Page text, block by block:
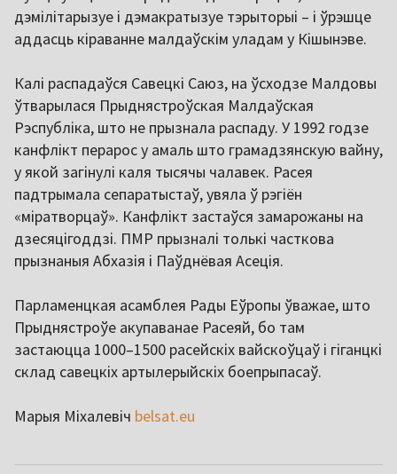
дэмілітарызуе і дэмакратызуе тэрыторыі – і ўрэшце
аддасць кіраванне малдаўскім уладам у Кішынэве.
Калі распадаўся Савецкі Саюз, на ўсходзе Малдовы
ўтварылася Прыднястроўская Малдаўская
Рэспубліка, што не прызнала распаду. У 1992 годзе
канфлікт перарос у амаль што грамадзянскую вайну,
у якой загінулі каля тысячы чалавек. Расея
падтрымала сепаратыстаў, увяла ў рэгіён
«міратворцаў». Канфлікт застаўся замарожаны на
дзесяцігоддзі. ПМР прызналі толькі часткова
прызнаныя Абхазія і Паўднёвая Асеція.
Парламенцкая асамблея Рады Еўропы ўважае, што
Прыднястроўе акупаванае Расеяй, бо там
застаюцца 1000–1500 расейскіх вайскоўцаў і гіганцкі
склад савецкіх артылерыйскіх боепрыпасаў.
Марыя Міхалевіч belsat.eu